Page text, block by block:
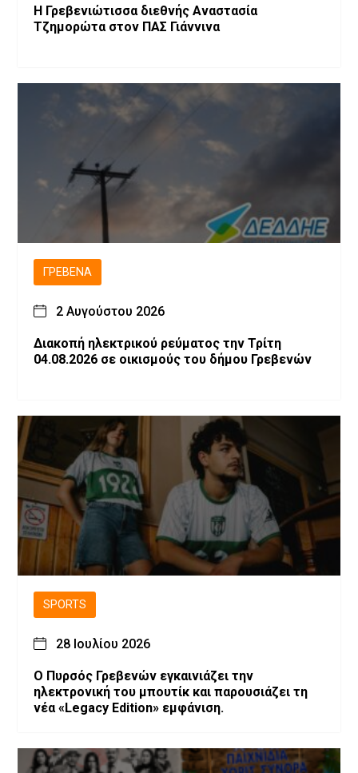
Η Γρεβενιώτισσα διεθνής Αναστασία
Τζημορώτα στον ΠΑΣ Γιάννινα
ΓΡΕΒΕΝΆ
2 Αυγούστου 2026
Διακοπή ηλεκτρικού ρεύματος την Τρίτη
04.08.2026 σε οικισμούς του δήμου Γρεβενών
SPORTS
28 Ιουλίου 2026
Ο Πυρσός Γρεβενών εγκαινιάζει την
ηλεκτρονική του μπουτίκ και παρουσιάζει τη
νέα «Legacy Edition» εμφάνιση.